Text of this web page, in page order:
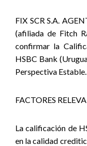
FIX SCR S.A.
(afiliada de Fitch
confirmar la
HSBC Bank
Perspectiva Estable.
FACTORES
La calificación de
en la calidad